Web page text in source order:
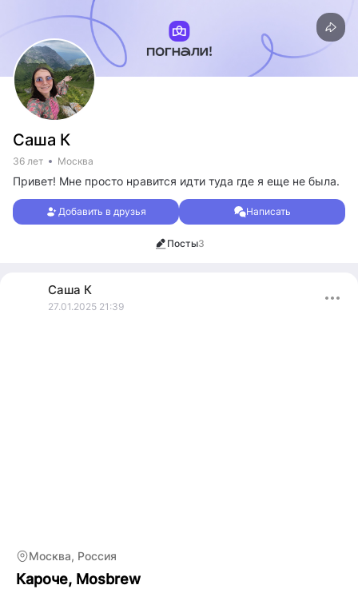
Саша К
36 лет Москва
Привет! Мне просто нравится идти туда где я еще не была.
Добавить в друзья Написать
Посты3
Саша К
27.01.2025 21:39
Москва, Россия
Кароче, Mosbrew